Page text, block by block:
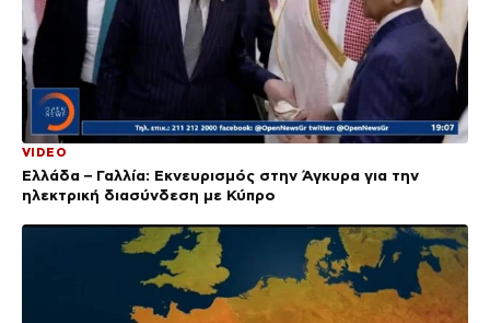
VIDEO
Ελλάδα – Γαλλία: Εκνευρισμός στην Άγκυρα για την
ηλεκτρική διασύνδεση με Κύπρο